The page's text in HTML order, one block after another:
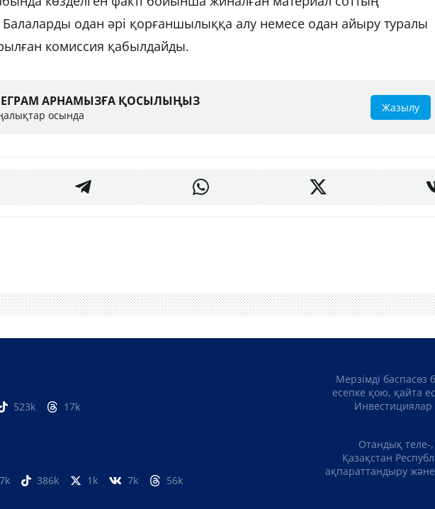
Балаларды одан әрі қорғаншылыққа алу немесе одан айыру туралы
комиссия қабылдайды.
АРНАМЫЗҒА ҚОСЫЛЫҢЫЗ
осында
Жазылу
523k 17k
386k 1k 7k 56k
Мерзімді баспасөз
есепке қою, қайта
Инвестициялар
Отандық теле-
Қазақстан
ақпараттандыру